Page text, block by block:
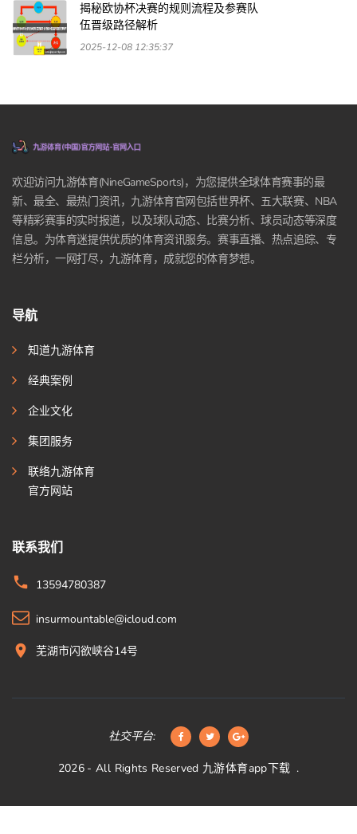
揭秘欧协杯决赛的规则流程及参赛队
伍晋级路径解析
2025-12-08 12:35:37
欢迎访问九游体育(NineGameSports)，为您提供全球体育赛事的最
新、最全、最热门资讯，九游体育官网包括世界杯、五大联赛、NBA
等精彩赛事的实时报道，以及球队动态、比赛分析、球员动态等深度
信息。为体育迷提供优质的体育资讯服务。赛事直播、热点追踪、专
栏分析，一网打尽，九游体育，成就您的体育梦想。
导航
知道九游体育
经典案例
企业文化
集团服务
联络九游体育
官方网站
联系我们
13594780387
insurmountable@icloud.com
芜湖市闪欲峡谷14号
社交平台:
2026 - All Rights Reserved 九游体育app下载 .